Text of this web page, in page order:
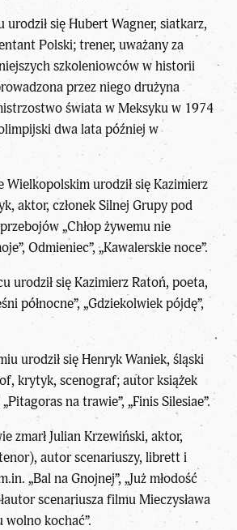
urodził się Hubert Wagner, siatkarz,
Polski; trener, uważany za
szkoleniowców w historii
przez niego drużyna
świata w Meksyku w 1974
dwa lata później w
urodził się Kazimierz
aktor, członek Silnej Grupy pod
„Chłop żywemu nie
Odmieniec”, „Kawalerskie noce”.
urodził się Kazimierz Ratoń, poeta,
północne”, „Gdziekolwiek pójdę”,
urodził się Henryk Waniek, śląski
krytyk, scenograf; autor książek
na trawie”, „Finis Silesiae”.
zmarł Julian Krzewiński, aktor,
autor scenariuszy, librett i
„Bal na Gnojnej”, „Już młodość
scenariusza filmu Mieczysława
wolno kochać”.